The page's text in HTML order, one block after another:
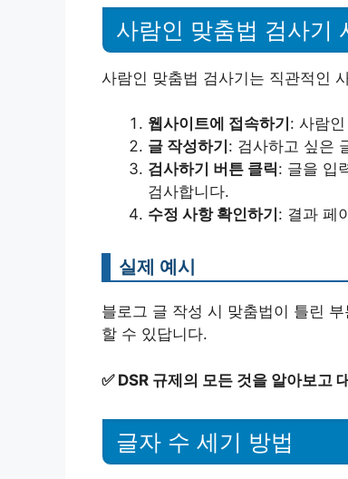
사람인 맞춤법 검사기
사람인 맞춤법 검사기는 직관적인
웹사이트에 접속하기 : 사람
글 작성하기 : 검사하고 싶은
검사하기 버튼 클릭: 글을 입
검사합니다.
수정 사항 확인하기 : 결과 페
실제 예시
블로그 글 작성 시 맞춤법이 틀린
할 수 있답니다.
✅ DSR 규제의 모든 것을 알아보고
글자 수 세기 방법